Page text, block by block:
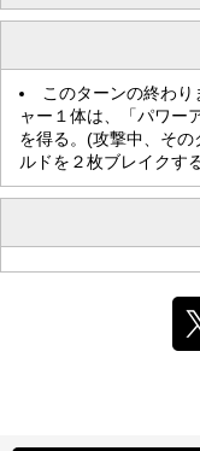
このターンの終わ
ャー１体は、「パワー
を得る。(攻撃中、そ
ルドを２枚ブレイクす